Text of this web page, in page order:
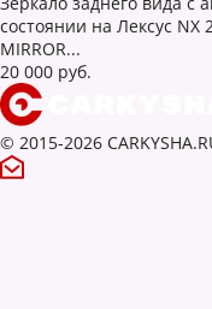
состоянии на Лексус NX
MIRROR...
20 000 руб.
© 2015-2026